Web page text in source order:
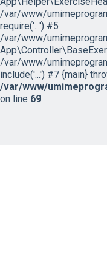
/var/www/
require('...') #5
/var/www/
/var/www/
include('...') #7 {main}
/var/www/
on line 69